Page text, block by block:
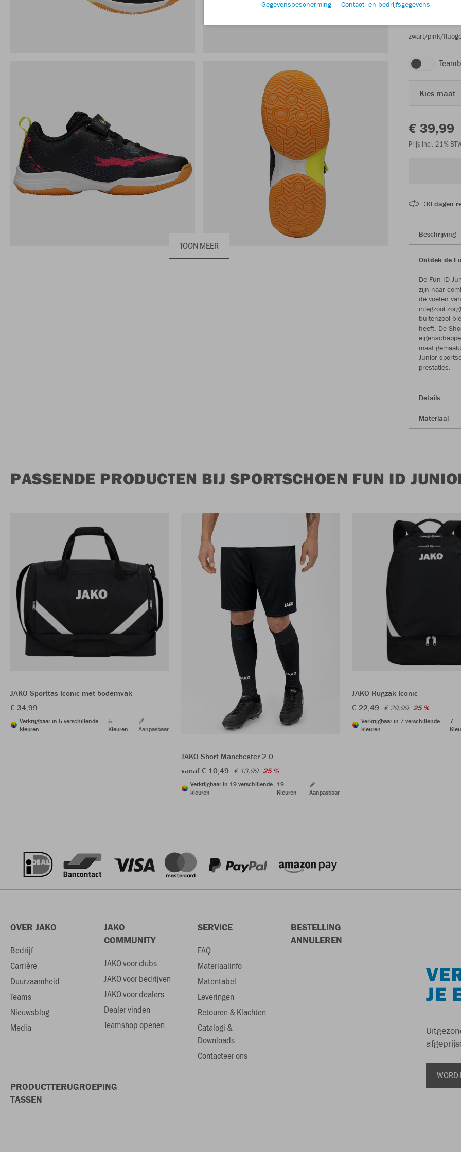
TOON MEER
zwart/pink/
Kies maat
€ 39,99
Prijs incl. 21%
30 dagen
Beschrijving
Ontdek de
De Fun ID
zijn naar
de voeten
inlegzool
buitenzool
heeft. De
maat
Junior
prestaties.
Details
Materiaal
PASSENDE PRODUCTEN BIJ SPORTSCHOEN FUN ID
JAKO Sporttas Iconic met bodemvak
€ 34,99
Verkrijgbaar in 5 verschillende
kleuren
5
Kleuren
Aanpasbaar
JAKO Short Manchester 2.0
vanaf € 10,49 € 13,99 25 %
Verkrijgbaar in 19 verschillende
kleuren
19
Kleuren
Aanpasbaar
JAKO Rugzak Iconic
€ 22,49 € 29,99 25 %
Verkrijgbaar in 7 verschillende
kleuren
7
OVER JAKO
Bedrijf
Carrière
Duurzaamheid
Teams
Nieuwsblog
Media
JAKO
COMMUNITY
JAKO voor clubs
JAKO voor bedrijven
JAKO voor dealers
Dealer vinden
Teamshop openen
SERVICE
FAQ
Materiaalinfo
Matentabel
Leveringen
Retouren & Klachten
Catalogi &
Downloads
Contacteer ons
BESTELLING
ANNULEREN
PRODUCTTERUGROEPING
TASSEN
JE
Gegevensbescherming Contact- en bedrijfsgegevens